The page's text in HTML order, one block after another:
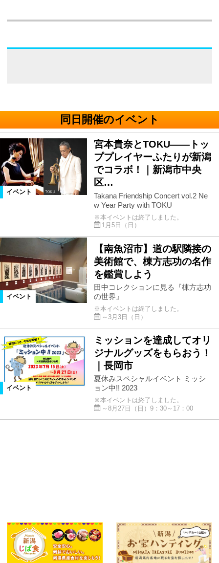
同日開催のイベント
イベント
宮本貴奈とTOKU――トッ
ププレイヤーふたりが新潟
でコラボ！｜新潟市中央
区…
Takana Friendship Concert vol.2 Ne
w Year Party with TOKU
※本イベントは終了しました。
1月5日（日）
イベント
【南魚沼市】道の駅隣接の
美術館で、棟方志功の名作
を鑑賞しよう
田中コレクションに見る『棟方志功
の世界』
※本イベントは終了しました。
～3月3日（日）
イベント
ミッションを達成してオリ
ジナルグッズをもらおう！
｜長岡市
夏休みスペシャルイベント ミッシ
ョン中!! 2023
※本イベントは終了しました。
～8月27日（日）9：30～17：00